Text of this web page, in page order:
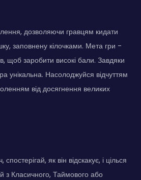
дозволяючи гравцям кидати
заповнену кілочками. Мета гри -
щоб заробити високі бали. Завдяки
унікальна. Насолоджуйся відчуттям
від досягнення великих
як він відскакує, і цілься
з Класичного, Таймового або